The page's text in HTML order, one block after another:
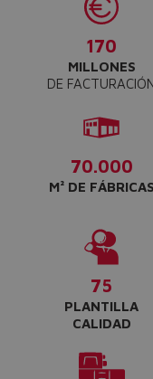
170
MILLONES
DE
70.000
M² DE FÁBRICAS
75
PLANTILLA
CALIDAD